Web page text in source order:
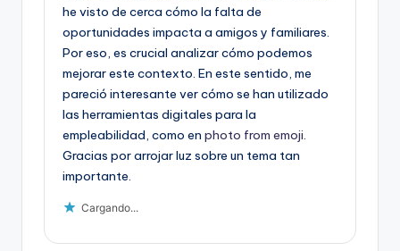
he visto de cerca cómo la falta de
oportunidades impacta a amigos y familiares.
Por eso, es crucial analizar cómo podemos
mejorar este contexto. En este sentido, me
pareció interesante ver cómo se han utilizado
las herramientas digitales para la
empleabilidad, como en photo from emoji
Gracias por arrojar luz sobre un tema tan
importante.
Cargando...